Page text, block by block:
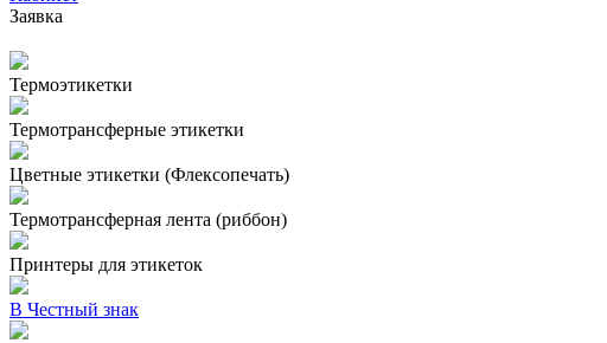
Заявка
Термоэтикетки
Термотрансферные этикетки
Цветные этикетки (Флексопечать)
Термотрансферная лента (риббон)
Принтеры для этикеток
В Честный знак